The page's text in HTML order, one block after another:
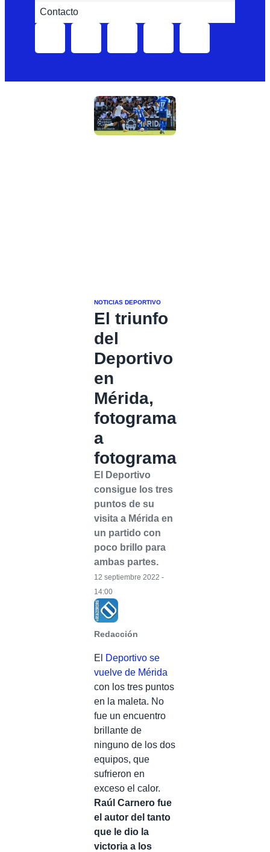
Contacto
NOTICIAS DEPORTIVO
El triunfo
del
Deportivo
en
Mérida,
fotograma
a
fotograma
El Deportivo
consigue los tres
puntos de su
visita a Mérida en
un partido con
poco brillo para
ambas partes.
Redacción
12 septiembre 2022 -
14:00
El
Deportivo se
vuelve de Mérida
con los tres puntos
en la maleta. No
fue un encuentro
brillante de
ninguno de los dos
equipos, que
sufrieron en
exceso el calor.
Raúl Carnero fue
el autor del tanto
que le dio la
victoria a los